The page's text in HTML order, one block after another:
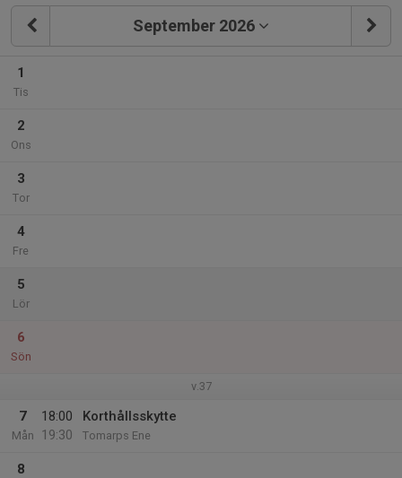
September 2026
1
Tis
2
Ons
3
Tor
4
Fre
5
Lör
6
Sön
v.37
7
Mån
18:00
19:30
Korthållsskytte
Tomarps Ene
8